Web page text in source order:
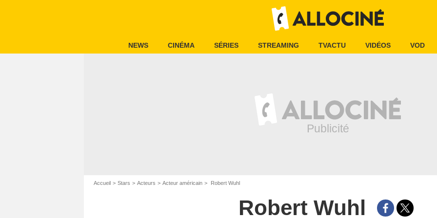
NEWS CINÉMA SÉRIES STREAMING TVACTU VIDÉOS VOD
Accueil Stars Acteurs Acteur américain Robert Wuhl
Robert Wuhl